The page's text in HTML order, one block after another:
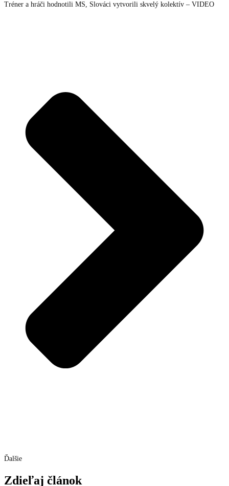
Tréner a hráči hodnotili MS, Slováci vytvorili skvelý kolektív – VIDEO
Ďalšie
Zdieľaj článok